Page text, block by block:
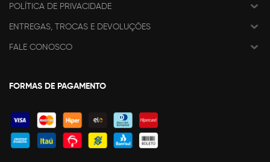
POLÍTICA DE PRIVACIDADE
ENTREGAS, TROCAS E DEVOLUÇÕES
FALE CONOSCO
FORMAS DE PAGAMENTO